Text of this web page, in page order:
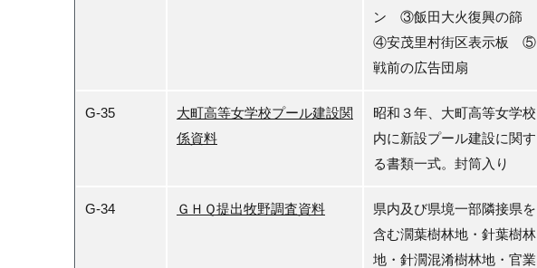
ン ③飯田大火復興の篩
④安茂里村街区表示板 ⑤
戦前の広告団扇
G-35
大町高等女学校プール建設関
係資料
昭和３年、大町高等女学校
内に新設プール建設に関す
る書類一式。封筒入り
G-34 ＧＨＱ提出牧野調査資料
県内及び県境一部隣接県を
含む濶葉樹林地・針葉樹林
地・針濶混淆樹林地・官業